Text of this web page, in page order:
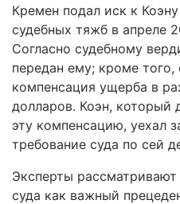
Кремен подал иск к
судебных тяжб в апреле
Согласно судебному
передан ему; кроме того,
компенсация ущерба в
долларов. Коэн, который
эту компенсацию, уехал
требование суда по сей
Эксперты
суда как важный